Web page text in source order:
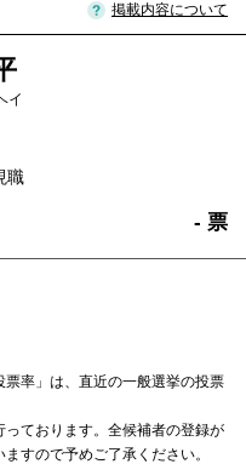
掲載内容について
イ
職
- 票
率」は、直近の一般選挙の投票
ております。全候補者の登録が
すので予めご了承ください。